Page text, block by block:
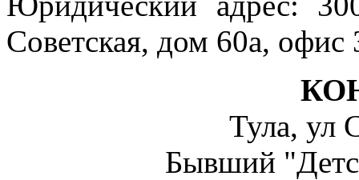
Советская, дом 60а, офис
Тула, ул
Бывший